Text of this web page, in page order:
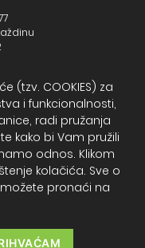
d.d.
u cijelosti
(tzv. COOKIES) za
i funkcionalnosti,
radi pružanja
kako bi Vam pružili
odnos. Klikom
kolačića. Sve o
pronaći na